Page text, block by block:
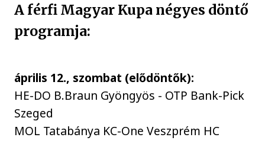
A férfi Magyar Kupa négyes döntő
programja:
április 12., szombat (elődöntők):
HE-DO B.Braun Gyöngyös - OTP Bank-Pick
Szeged
MOL Tatabánya KC-One Veszprém HC